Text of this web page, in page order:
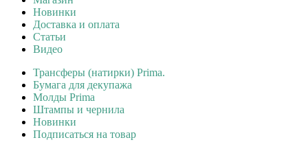
Новинки
Доставка и оплата
Статьи
Видео
Трансферы (натирки) Prima.
Бумага для декупажа
Молды Prima
Штампы и чернила
Новинки
Подписаться на товар